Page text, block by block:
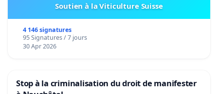
Soutien à la Viticulture Suisse
4 146 signatures
95 Signatures / 7 jours
30 Apr 2026
Stop à la criminalisation du droit de manifester